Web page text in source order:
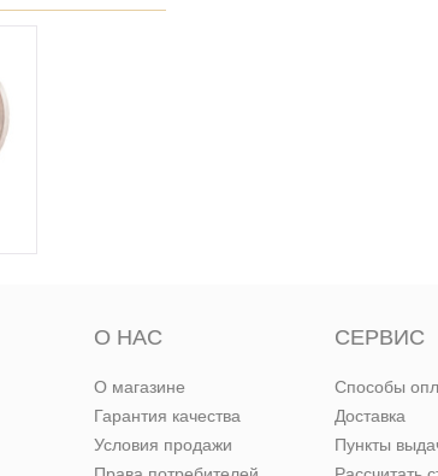
О НАС
О магазине
Гарантия качества
Условия продажи
СЕРВИС
Способы
Доставка
Пункты